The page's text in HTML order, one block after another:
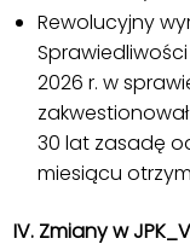
Rewolucyjny
Sprawiedliwości
2026 r. w
30 lat zasadę
miesiącu
IV. Zmiany w